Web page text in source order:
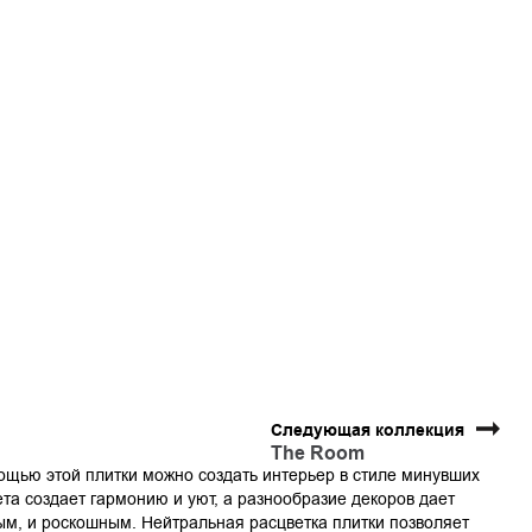
Следующая коллекция
The Room
этой плитки можно создать интерьер в стиле минувших
создает гармонию и уют, а разнообразие декоров дает
и роскошным. Нейтральная расцветка плитки позволяет